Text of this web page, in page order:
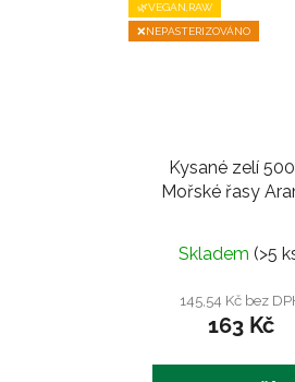
🌿VEGAN,RAW
❌NEPASTERIZOVÁNO
Kysané zelí
Mořské řasy
Skladem (>5
145,54 Kč bez
163 Kč